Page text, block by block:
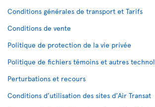
Conditions générales de transport et Tarifs
Conditions de vente
Politique de protection de la vie privée
Politique de fichiers témoins et autres
Perturbations et recours
Conditions d’utilisation des sites d'Air Transat